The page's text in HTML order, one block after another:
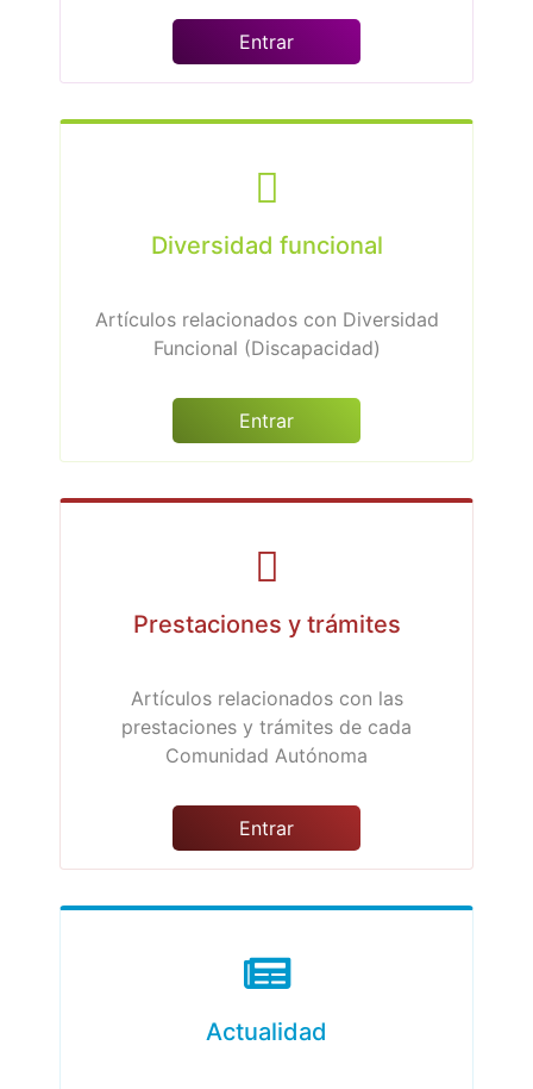
Entrar
Diversidad funcional
Artículos relacionados con Diversidad
Funcional (Discapacidad)
Entrar
Prestaciones y trámites
Artículos relacionados con las
prestaciones y trámites de cada
Comunidad Autónoma
Entrar
Actualidad